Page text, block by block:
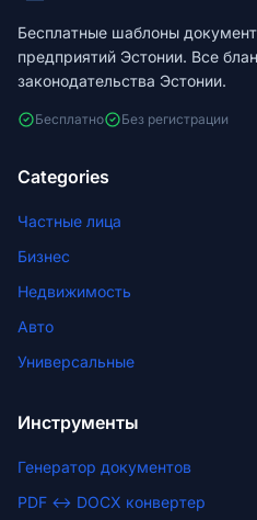
Бесплатные шаблоны
предприятий Эстонии. Все
законодательства Эстонии.
Бесплатно Без регистрации
Categories
Частные лица
Бизнес
Недвижимость
Авто
Универсальные
Инструменты
Генератор документов
PDF ↔ DOCX конвертер